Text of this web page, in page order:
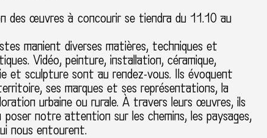
des œuvres à concourir se tiendra du 11.10 au
manient diverses matières, techniques et
Vidéo, peinture, installation, céramique,
et sculpture sont au rendez-vous. Ils évoquent
ses marques et ses représentations, la
urbaine ou rurale. À travers leurs œuvres, ils
notre attention sur les chemins, les paysages,
nous entourent.